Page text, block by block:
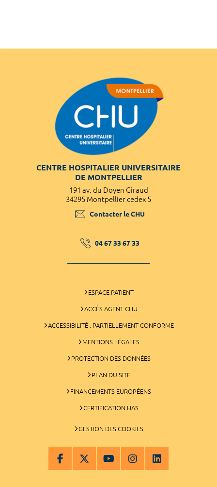
CENTRE HOSPITALIER UNIVERSITAIRE
DE MONTPELLIER
191 av. du Doyen Giraud
34295 Montpellier cedex 5
Contacter le CHU
04 67 33 67 33
ESPACE PATIENT
ACCÈS AGENT CHU
ACCESSIBILITÉ : PARTIELLEMENT CONFORME
MENTIONS LÉGALES
PROTECTION DES DONNÉES
PLAN DU SITE
FINANCEMENTS EUROPÉENS
CERTIFICATION HAS
GESTION DES COOKIES